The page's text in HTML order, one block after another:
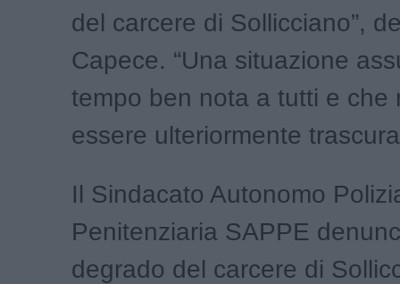
del carcere di Sollicciano”,
Capece. “Una situazione
tempo ben nota a tutti e che
essere ulteriormente
Il Sindacato Autonomo
Penitenziaria SAPPE
degrado del carcere di